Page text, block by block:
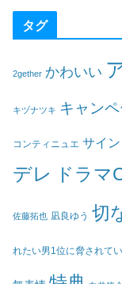
タグ
2gether かわいい
キヅナツキ キャン
コンティニュエ サイン
デレ ドラマ
佐藤拓也 凪良ゆう 切
れたい男1位に脅されてい